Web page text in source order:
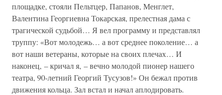
площадке, стояли Пельтцер, Папанов, Менглет,
Валентина Георгиевна Токарская, прелестная дама с
трагической судьбой… Я вел программу и представлял
труппу: «Вот молодежь… а вот среднее поколение… а
вот наши ветераны, которые на своих плечах… И
наконец, – кричал я, – вечно молодой пионер нашего
театра, 90-летний Георгий Тусузов!» Он бежал против
движения кольца. Зал встал и начал аплодировать.